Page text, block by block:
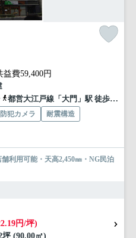
益費59,400円
都営大江戸線「大門」駅 徒歩3分
防犯カメラ
耐震構造
利用可能・天高2,450㎜・NG民泊
円/坪)
(90.00㎡)